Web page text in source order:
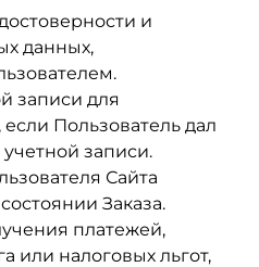
и
данных,
записи для
Пользователь дал
записи.
Сайта
Заказа.
платежей,
или налоговых льгот,